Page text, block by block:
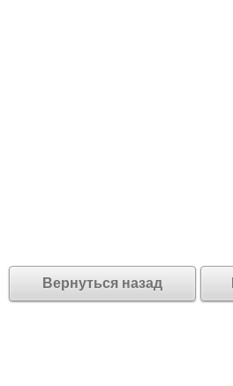
Вернуться назад